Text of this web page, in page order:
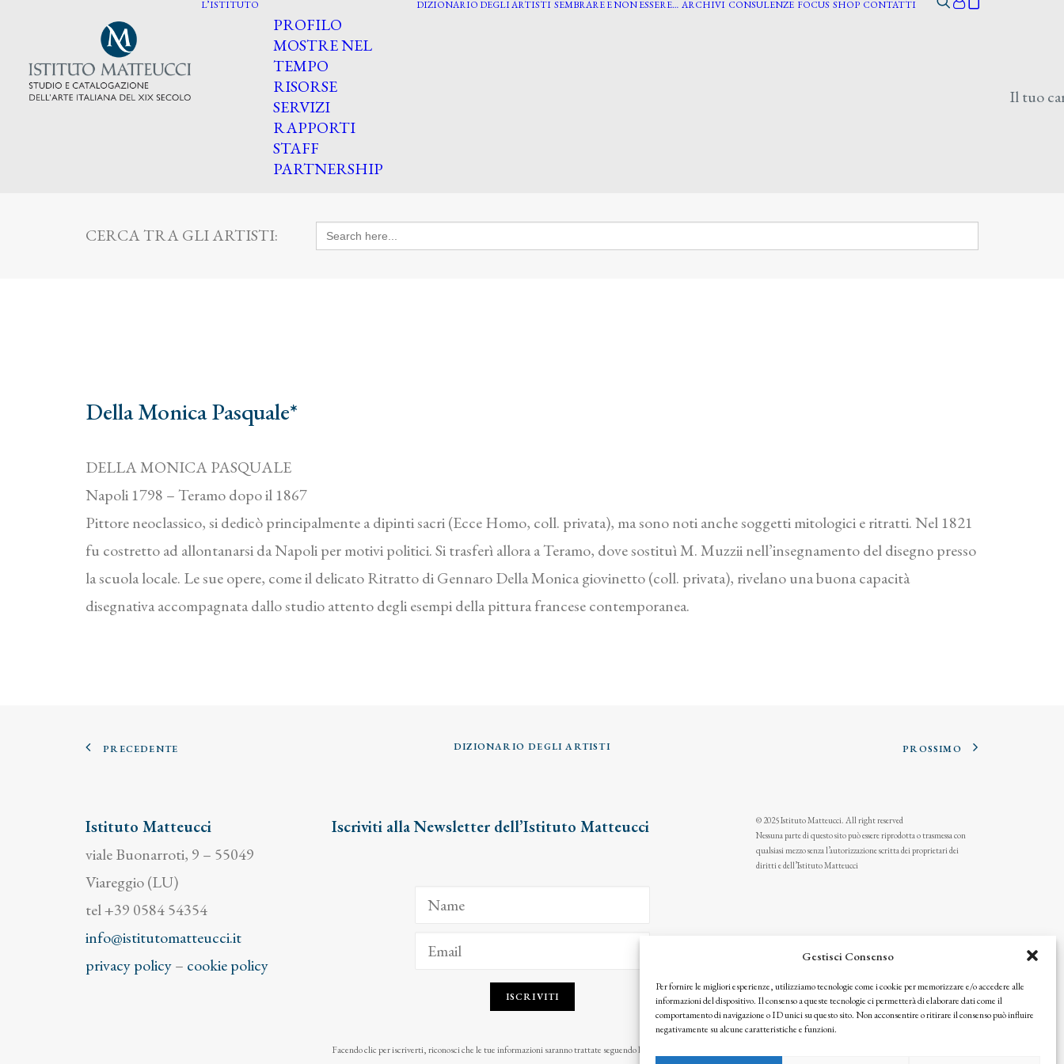
Gestisci Consenso
Per fornire le migliori esperienze, utilizziamo tecnologie come i cookie per memorizzare e/o accedere alle
informazioni del dispositivo. Il consenso a queste tecnologie ci permetterà di elaborare dati come il
comportamento di navigazione o ID unici su questo sito. Non acconsentire o ritirare il consenso può influire
negativamente su alcune caratteristiche e funzioni.
L’ISTITUTO
PROFILO
MOSTRE NEL
TEMPO
RISORSE
SERVIZI
RAPPORTI
STAFF
PARTNERSHIP
DIZIONARIO DEGLI ARTISTI SEMBRARE E NON ESSERE… ARCHIVI CONSULENZE FOCUS SHOP CONTATTI
Il tuo
CERCA TRA GLI ARTISTI: Search
for:
Della Monica Pasquale*
DELLA MONICA PASQUALE
Napoli 1798 – Teramo dopo il 1867
Pittore neoclassico, si dedicò principalmente a dipinti sacri (Ecce Homo, coll. privata), ma sono noti anche soggetti mitologici e ritratti. Nel 1821
fu costretto ad allontanarsi da Napoli per motivi politici. Si trasferì allora a Teramo, dove sostituì M. Muzzii nell’insegnamento del disegno presso
la scuola locale. Le sue opere, come il delicato Ritratto di Gennaro Della Monica giovinetto (coll. privata), rivelano una buona capacità
disegnativa accompagnata dallo studio attento degli esempi della pittura francese contemporanea.
PRECEDENTE DIZIONARIO DEGLI ARTISTI PROSSIMO
Istituto Matteucci
viale Buonarroti, 9 – 55049
Viareggio (LU)
tel +39 0584 54354
info@istitutomatteucci.it
privacy policy– cookie policy
Iscriviti alla Newsletter dell’Istituto Matteucci
ISCRIVITI
Facendo clic per iscriverti, riconosci che le tue informazioni saranno trattate seguendo la nostra
© 2025 Istituto Matteucci. All right reserved
Nessuna parte di questo sito può essere riprodotta o trasmessa con
qualsiasi mezzo senza l’autorizzazione scritta dei proprietari dei
diritti e dell’Istituto Matteucci